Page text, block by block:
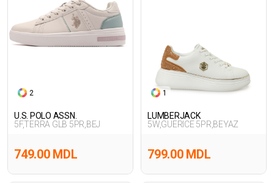
2
U.S. POLO ASSN.
5F,TERRA GLB 5PR,BEJ
749.00 MDL
1
LUMBERJACK
5W,GUERICE 5PR,BEYAZ
799.00 MDL